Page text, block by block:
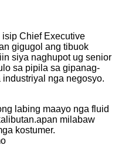
Chief Executive
gigugol ang tibuok
siya naghupot ug senior
sa pipila sa gipanag-
nga negosyo.
labing maayo nga fluid
milabaw
kostumer.